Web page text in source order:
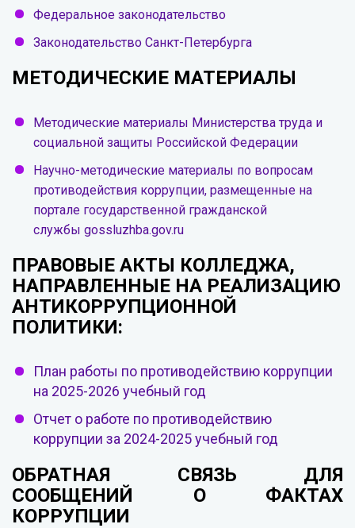
Федеральное законодательство
Законодательство Санкт-Петербурга
МЕТОДИЧЕСКИЕ МАТЕРИАЛЫ
Методические материалы Министерства труда и
социальной защиты Российской Федерации
Научно-методические материалы по вопросам
противодействия коррупции, размещенные на
портале государственной гражданской
службы gossluzhba.gov.ru
ПРАВОВЫЕ АКТЫ КОЛЛЕДЖА,
НАПРАВЛЕННЫЕ НА РЕАЛИЗАЦИЮ
АНТИКОРРУПЦИОННОЙ
ПОЛИТИКИ:
План работы по противодействию коррупции
на 2025-2026 учебный год
Отчет о работе по противодействию
коррупции за 2024-2025 учебный год
ОБРАТНАЯ СВЯЗЬ ДЛЯ
СООБЩЕНИЙ О ФАКТАХ
КОРРУПЦИИ